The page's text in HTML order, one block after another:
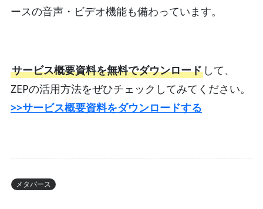
ースの音声・ビデオ機能も備わっています。
サービス概要資料を無料でダウンロードして、
ZEPの活用方法をぜひチェックしてみてください。
>>サービス概要資料をダウンロードする
メタバース